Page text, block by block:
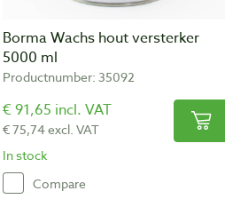
Borma Wachs hout versterker
5000 ml
Productnumber: 35092
€ 91,65 incl. VAT
€ 75,74 excl. VAT
In stock
Compare